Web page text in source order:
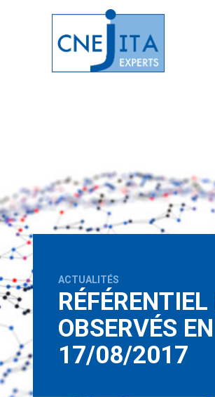
ACTUALITÉS
OBSERVÉS
17/08/2017